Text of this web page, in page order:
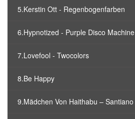
5.Kerstin Ott - Regenbogenfarben
6.Hypnotized - Purple Disco Machine
7.Lovefool - Twocolors
8.Be Happy
9.Mädchen Von Haithabu – Santiano